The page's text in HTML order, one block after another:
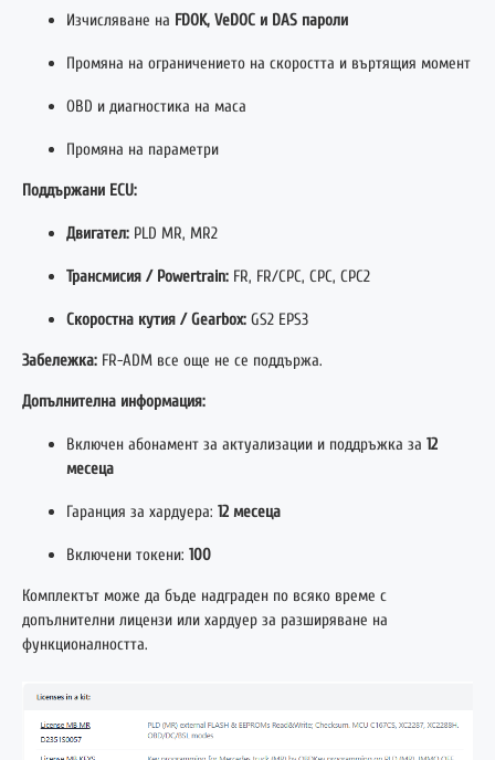
Изчисляване на FDOK, VeDOC и DAS пароли
Промяна на ограничението на скоростта и въртящия момент
OBD и диагностика на маса
Промяна на параметри
Поддържани ECU:
Двигател: PLD MR, MR2
Трансмисия / Powertrain: FR, FR/CPC, CPC, CPC2
Скоростна кутия / Gearbox: GS2 EPS3
Забележка: FR-ADM все още не се поддържа.
Допълнителна информация:
Включен абонамент за актуализации и поддръжка за 12
месеца
Гаранция за хардуера: 12 месеца
Включени токени: 100
Комплектът може да бъде надграден по всяко време с
допълнителни лицензи или хардуер за разширяване на
функционалността.